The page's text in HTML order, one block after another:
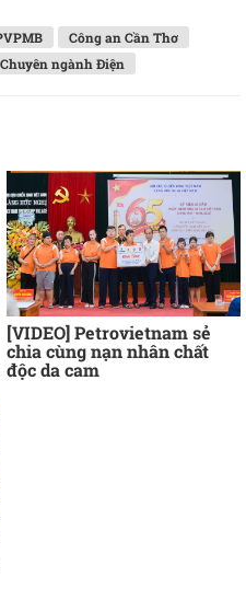
Công an Cần Thơ
ngành Điện
[VIDEO] Petrovietnam sẻ
chia cùng nạn nhân chất
độc da cam